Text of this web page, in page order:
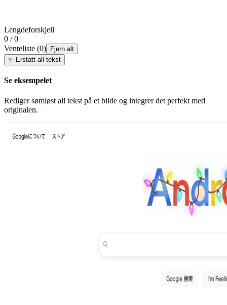
Lengdeforskjell
0 / 0
Venteliste (0)
Fjern alt
✨ Erstatt all tekst
Se eksempelet
Rediger sømløst all tekst på et bilde og integrer det perfekt med
originalen.